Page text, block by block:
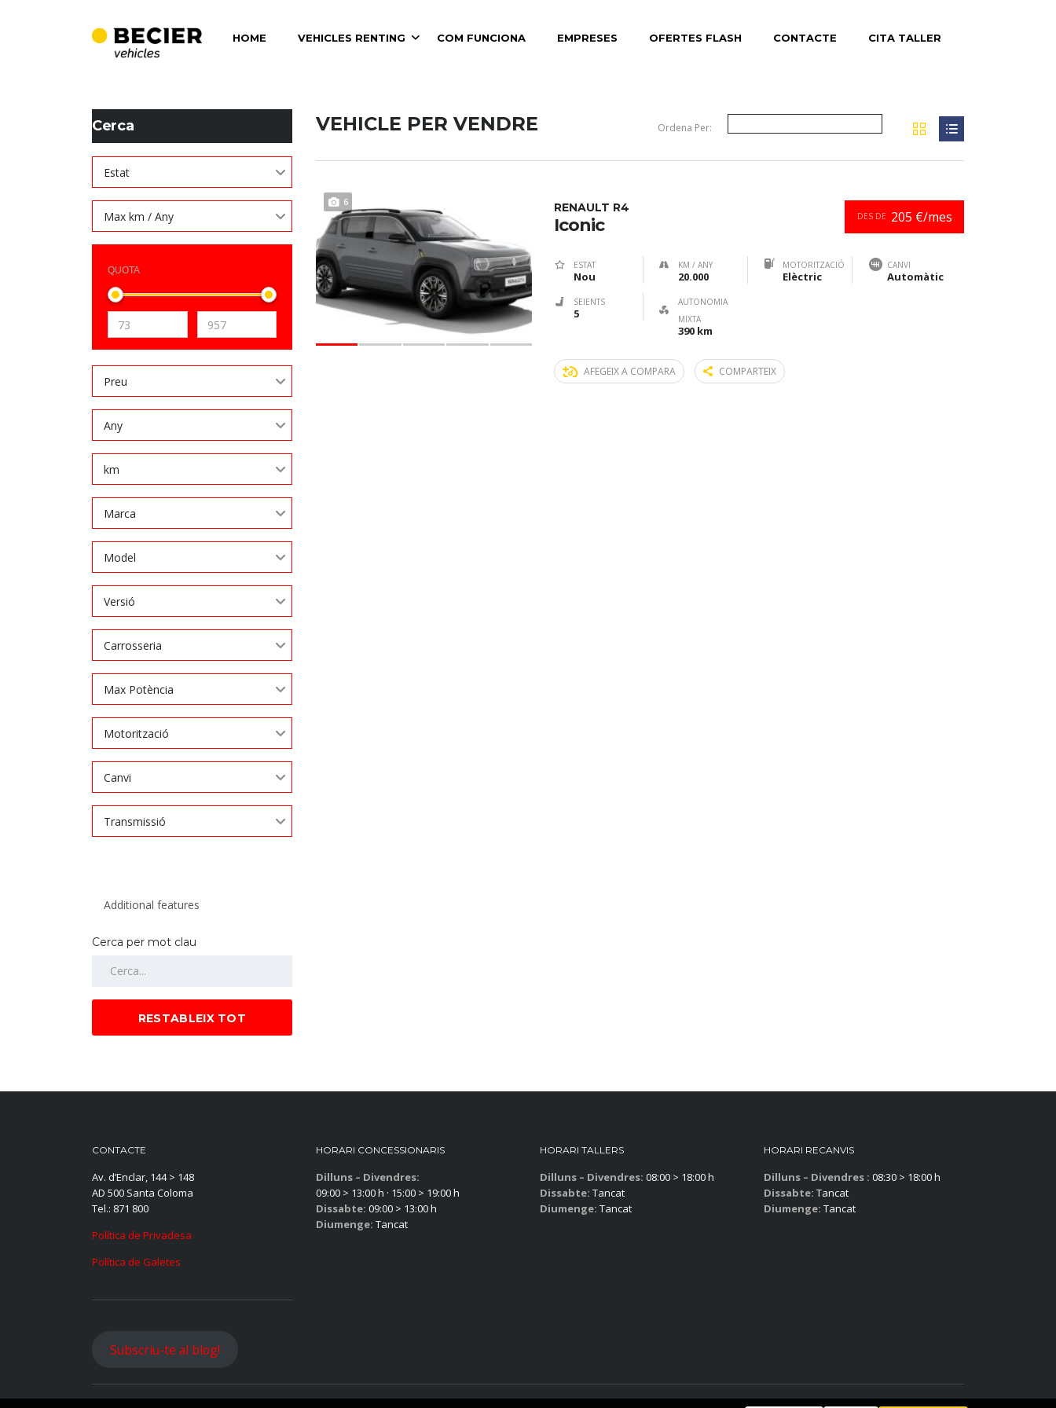
HOME VEHICLES RENTING COM FUNCIONA EMPRESES OFERTES FLASH CONTACTE CITA TALLER
BECIER MOBILITAT
Cerca
Estat
Max km / Any
QUOTA
Preu
Any
km
Marca
Model
Versió
Carrosseria
Max Potència
Motorització
Canvi
Transmissió
Cerca per mot clau
RESTABLEIX TOT
VEHICLE PER VENDRE Ordena Per:
6
DES DE 205 €/mes
RENAULT R4
Iconic
ESTAT
Nou
KM / ANY
20.000
MOTORITZACIÓ
Elèctric
CANVI
Automàtic
SEIENTS
5
AUTONOMIA
MIXTA
390 km
AFEGEIX A COMPARA COMPARTEIX
CONTACTE
Av. d’Enclar, 144 > 148
AD 500 Santa Coloma
Tel.: 871 800
Política de Privadesa
Política de Galetes
HORARI CONCESSIONARIS
Dilluns – Divendres:
09:00 > 13:00 h · 15:00 > 19:00 h
Dissabte: 09:00 > 13:00 h
Diumenge: Tancat
HORARI TALLERS
Dilluns – Divendres: 08:00 > 18:00 h
Dissabte: Tancat
Diumenge: Tancat
HORARI RECANVIS
Dilluns – Divendres : 08:30 > 18:00 h
Dissabte: Tancat
Diumenge: Tancat
Subscriu-te al blog!